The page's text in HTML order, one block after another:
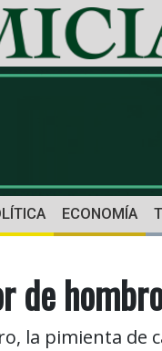
ECONOMÍA
de
la pimienta de